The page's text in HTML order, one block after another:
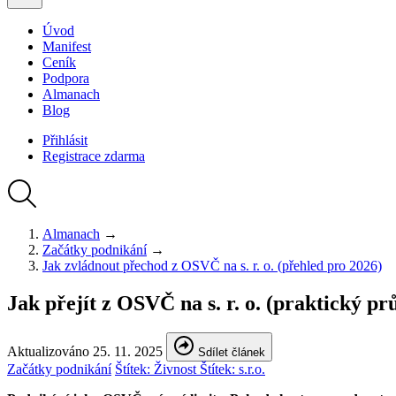
Úvod
Manifest
Ceník
Podpora
Almanach
Blog
Přihlásit
Registrace zdarma
Almanach →
Začátky podnikání →
Jak zvládnout přechod z OSVČ na s. r. o. (přehled pro 2026)
Jak přejít z OSVČ na s. r. o. (praktický
Aktualizováno 25. 11. 2025 Sdílet článek
Začátky podnikání Štítek: Živnost Štítek: s.r.o.